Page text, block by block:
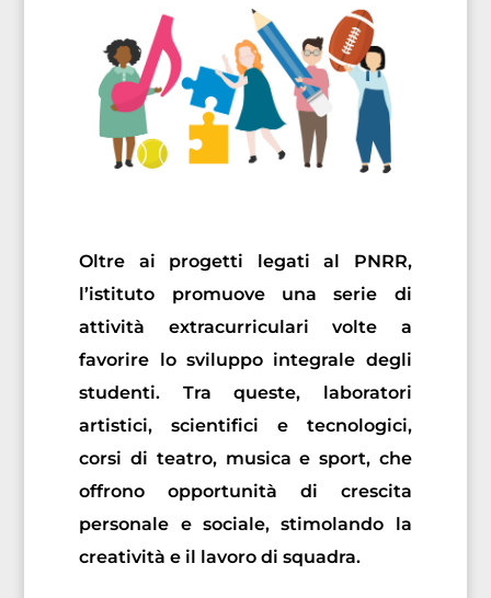
Oltre ai progetti legati al PNRR,
l’istituto promuove una serie di
attività extracurriculari volte a
favorire lo sviluppo integrale degli
studenti. Tra queste, laboratori
artistici, scientifici e tecnologici,
corsi di teatro, musica e sport, che
offrono opportunità di crescita
personale e sociale, stimolando la
creatività e il lavoro di squadra.